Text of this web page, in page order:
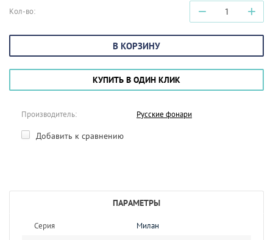
Кол-во: − +
В КОРЗИНУ
КУПИТЬ В ОДИН КЛИК
Производитель: Русские фонари
Добавить к сравнению
ПАРАМЕТРЫ
Серия
Милан